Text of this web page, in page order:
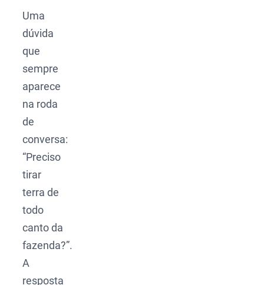
Uma
dúvida
que
sempre
aparece
na roda
de
conversa:
“Preciso
tirar
terra de
todo
canto da
fazenda?”.
A
resposta